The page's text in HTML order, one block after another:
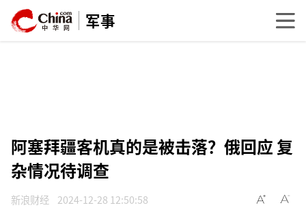
军事
阿塞拜疆客机真的是被击落？俄回应 复
杂情况待调查
新浪财经 2024-12-28 12:50:58